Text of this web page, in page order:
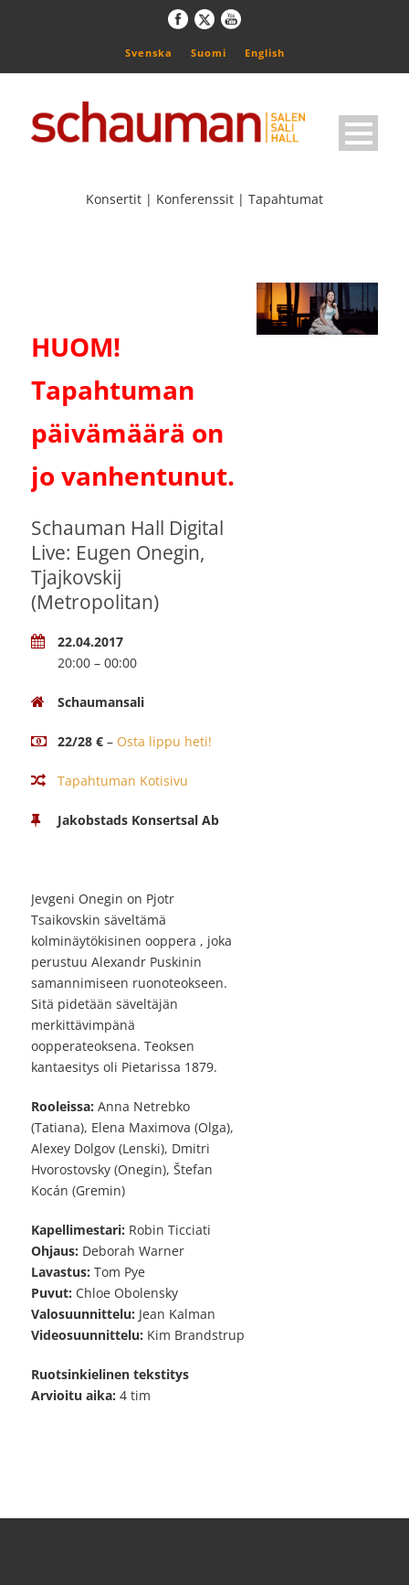
Svenska Suomi English
Konsertit | Konferenssit | Tapahtumat
HUOM!
Tapahtuman
päivämäärä on
jo vanhentunut.
Schauman Hall Digital
Live: Eugen Onegin,
Tjajkovskij
(Metropolitan)
22.04.2017
20:00 – 00:00
Schaumansali
22/28 € – Osta lippu heti!
Tapahtuman Kotisivu
Jakobstads Konsertsal Ab
Jevgeni Onegin on Pjotr
Tsaikovskin säveltämä
kolminäytökisinen ooppera , joka
perustuu Alexandr Puskinin
samannimiseen ruonoteokseen.
Sitä pidetään säveltäjän
merkittävimpänä
oopperateoksena. Teoksen
kantaesitys oli Pietarissa 1879.
Rooleissa: Anna Netrebko
(Tatiana), Elena Maximova (Olga),
Alexey Dolgov (Lenski), Dmitri
Hvorostovsky (Onegin), Štefan
Kocán (Gremin)
Kapellimestari: Robin Ticciati
Ohjaus: Deborah Warner
Lavastus: Tom Pye
Puvut: Chloe Obolensky
Valosuunnittelu: Jean Kalman
Videosuunnittelu: Kim Brandstrup
Ruotsinkielinen tekstitys
Arvioitu aika: 4 tim